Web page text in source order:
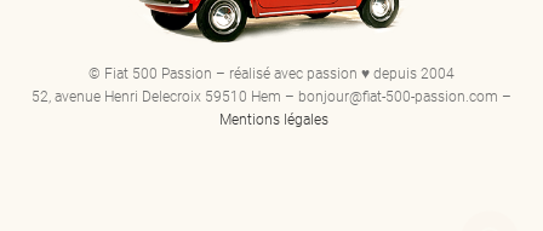
© Fiat 500 Passion – réalisé avec passion ♥ depuis 2004
52, avenue Henri Delecroix 59510 Hem – bonjour@fiat-500-passion.com –
Mentions légales